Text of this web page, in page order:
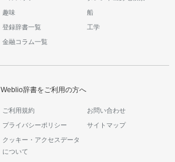
趣味 船
登録辞書一覧 工学
金融コラム一覧
Weblio辞書をご利用の方へ
ご利用規約 お問い合わせ
プライバシーポリシー サイトマップ
クッキー・アクセスデータ
について